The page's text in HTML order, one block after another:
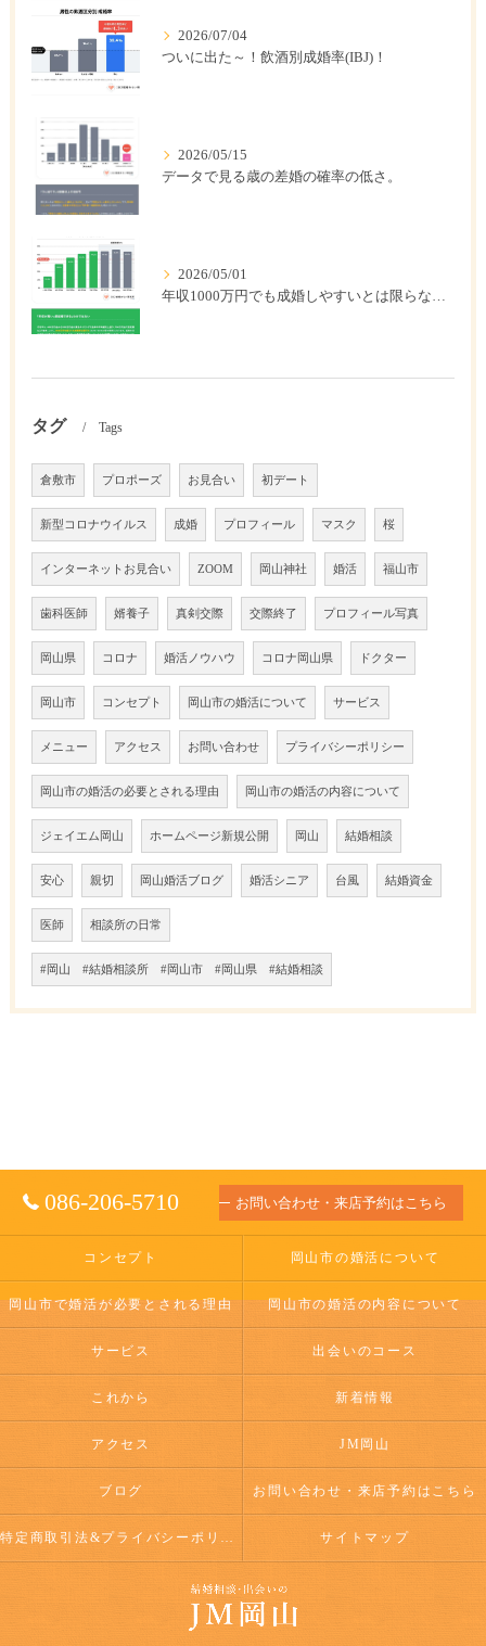
2026/07/04
ついに出た～！飲酒別成婚率(IBJ)！
2026/05/15
データで見る歳の差婚の確率の低さ。
2026/05/01
年収1000万円でも成婚しやすいとは限らない? 「年収帯別の成婚率」のリアル
タグ Tags
倉敷市 プロポーズ お見合い 初デート
新型コロナウイルス 成婚 プロフィール マスク 桜
インターネットお見合い ZOOM 岡山神社 婚活 福山市
歯科医師 婿養子 真剣交際 交際終了 プロフィール写真
岡山県 コロナ 婚活ノウハウ コロナ岡山県 ドクター
岡山市 コンセプト 岡山市の婚活について サービス
メニュー アクセス お問い合わせ プライバシーポリシー
岡山市の婚活の必要とされる理由 岡山市の婚活の内容について
ジェイエム岡山 ホームページ新規公開 岡山 結婚相談
安心 親切 岡山婚活ブログ 婚活シニア 台風 結婚資金
医師 相談所の日常
#岡山 #結婚相談所 #岡山市 #岡山県 #結婚相談
086-206-5710 お問い合わせ・来店予約はこちら
コンセプト 岡山市の婚活について
岡山市で婚活が必要とされる理由 岡山市の婚活の内容について
サービス 出会いのコース
これから 新着情報
アクセス JM岡山
ブログ お問い合わせ・来店予約はこちら
特定商取引法&プライバシーポリシー サイトマップ